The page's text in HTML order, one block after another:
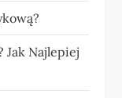
Jak Najlepiej